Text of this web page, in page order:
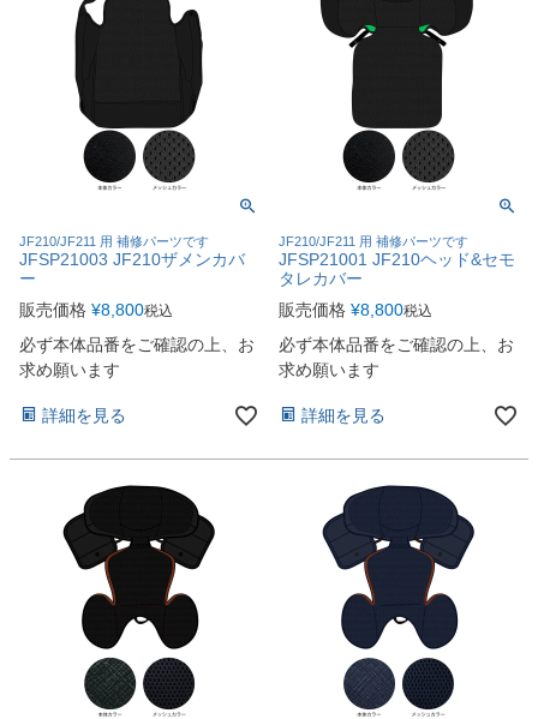
JF210/JF211 用 補修パーツです
JFSP21003 JF210ザメンカバ
ー
販売価格 ¥8,800税込
必ず本体品番をご確認の上、お
求め願います
詳細を見る
JF210/JF211 用 補修パーツです
JFSP21001 JF210ヘッド&セモ
タレカバー
販売価格 ¥8,800税込
必ず本体品番をご確認の上、お
求め願います
詳細を見る